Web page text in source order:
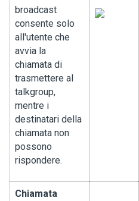
broadcast
consente solo
all'utente che
avvia la
chiamata di
trasmettere al
talkgroup,
mentre i
destinatari della
chiamata non
possono
rispondere.
Chiamata